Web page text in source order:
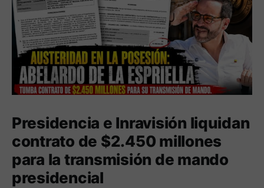
Presidencia e Inravisión liquidan
contrato de $2.450 millones
para la transmisión de mando
presidencial